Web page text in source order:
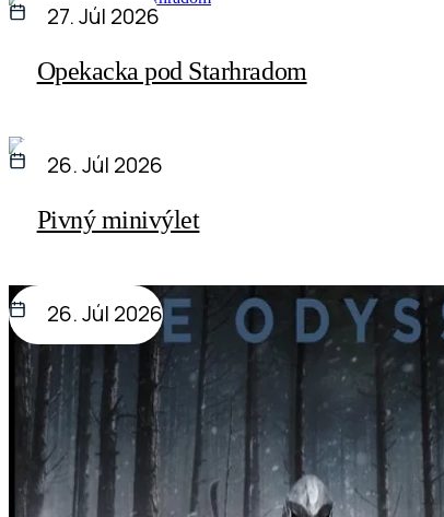
27. Júl 2026
Opekacka pod Starhradom
26. Júl 2026
Pivný minivýlet
26. Júl 2026